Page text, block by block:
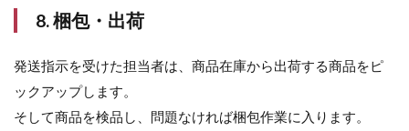
ケテ
ィン
キル
4.2
WEB
8. 梱包・出荷
発送指示を受けた担当者は、商品在庫から出荷する商品をピ
ックアップします。
そして商品を検品し、問題なければ梱包作業に入ります。